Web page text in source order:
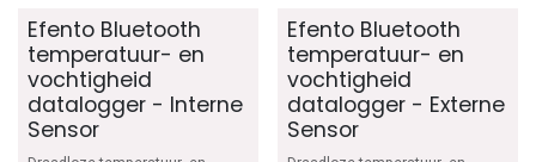
Efento Bluetooth
temperatuur- en
vochtigheid
datalogger - Interne
Sensor
Efento Bluetooth
temperatuur- en
vochtigheid
datalogger - Externe
Sensor